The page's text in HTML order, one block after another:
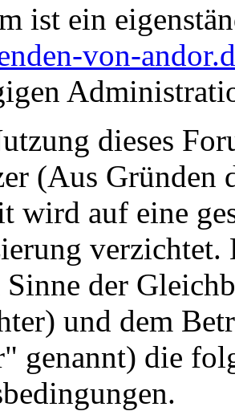
ist ein
von-
dieses
(Aus Gründen
wird auf eine
verzichtet.
der
und dem
genannt) die